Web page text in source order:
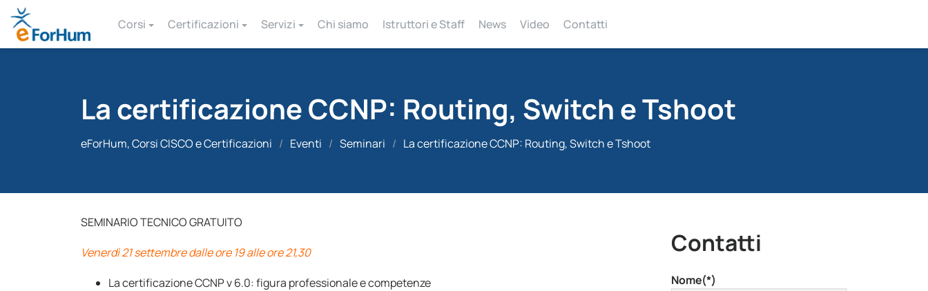
Corsi Certificazioni Servizi Chi siamo Istruttori e Staff News Video Contatti
La certificazione CCNP: Routing, Switch e Tshoot
eForHum, Corsi CISCO e Certificazioni / Eventi / Seminari / La certificazione CCNP: Routing, Switch e Tshoot
SEMINARIO TECNICO GRATUITO
Venerdì 21 settembre dalle ore 19 alle ore 21,30
La certificazione CCNP v 6.0: figura professionale e competenze
Contatti
Nome(*)